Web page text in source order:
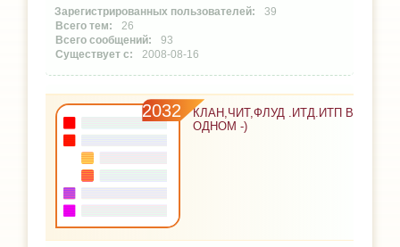
39
26
93
2008-08-16
2032
КЛАН,ЧИТ,ФЛУД .ИТД.ИТП В
ОДНОМ -)